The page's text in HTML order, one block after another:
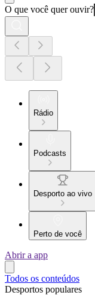
O que você quer ouvir?
Rádio
Podcasts
Desporto ao vivo
Perto de você
Abrir a app
Todos os conteúdos
Desportos populares